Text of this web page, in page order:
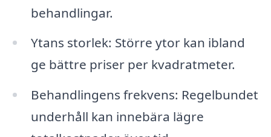
behandlingar.
Ytans storlek: Större ytor kan ibland
ge bättre priser per kvadratmeter.
Behandlingens frekvens: Regelbundet
underhåll kan innebära lägre